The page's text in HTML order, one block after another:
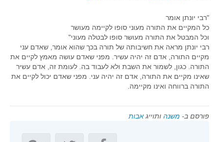
"רבי יונתן אומר
כל המקיים את התורה מעוני סופו לקיימה מעושר
וכל המבטל את התורה מעושר סופו לבטלה מעוני"
רבי יונתן מראה את חשיבותה של תורה בכך שהוא אומר, שאדם עני
מקיים התורה, אדם זה יהיה עשיר. מפני שאדם עושה מאמץ לקיים את
התורה. כגון, לשמור את השבת ולא לעבוד בה. לעומת זה, אדם עשיר
שאינו מקיים את התורה, אדם זה יהיה עני. מפני שאדם יכול לקיים את
התורה ברווחה ואינו מקיימה.
פורסם ב- משנה ותוייג אבות